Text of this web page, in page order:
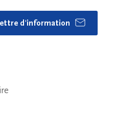
d'information